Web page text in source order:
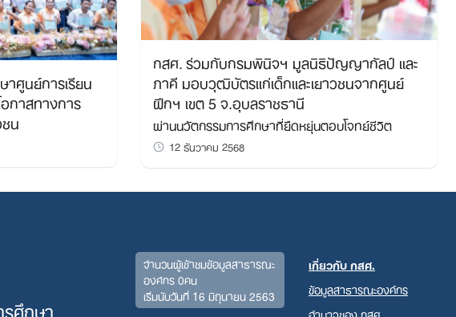
Search
for:
ศูนย์การเรียน
าสทางการ
น
กสศ. ร่วมกับกรมพินิจฯ มูลนิธิปัญญากัลป์ และ
ภาคี มอบวุฒิบัตรแก่เด็กและเยาวชนจากศูนย์
ฝึกฯ เขต 5 จ.อุบลราชธานี
ผ่านนวัตกรรมการศึกษาที่ยืดหยุ่นตอบโจทย์ชีวิต
12 ธันวาคม 2568
จำนวนผู้เข้าชมข้อมูลสาธารณะ
องค์กร 0คน
เริ่มนับวันที่ 16 มิถุนายน 2563
เกี่ยวกับ กสศ.
ข้อมูลสาธารณะองค์กร